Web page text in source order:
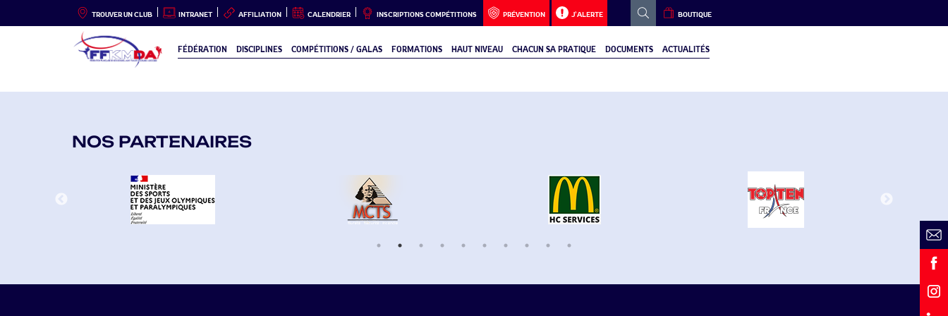
TROUVER UN CLUB INTRANET AFFILIATION CALENDRIER INSCRIPTIONS COMPÉTITIONS PRÉVENTION J’ALERTE BOUTIQUE
FÉDÉRATION DISCIPLINES COMPÉTITIONS / GALAS FORMATIONS HAUT NIVEAU CHACUN SA PRATIQUE DOCUMENTS ACTUALITÉS
NOS PARTENAIRES